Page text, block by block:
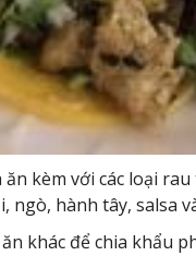
kèm với các loại
ngò, hành tây, salsa
khác để chia khẩu